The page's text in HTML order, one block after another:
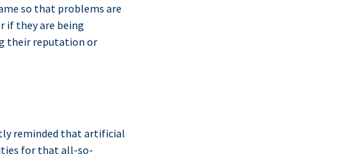
so that problems are
if they are being
their reputation or
reminded that artificial
for that all-so-